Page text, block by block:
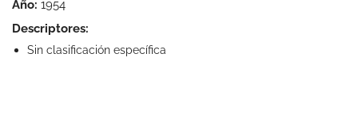
Año: 1954
Descriptores:
Sin clasificación específica